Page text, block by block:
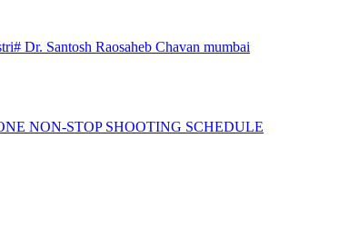
# Dr. Santosh Raosaheb Chavan mumbai
NON-STOP SHOOTING SCHEDULE